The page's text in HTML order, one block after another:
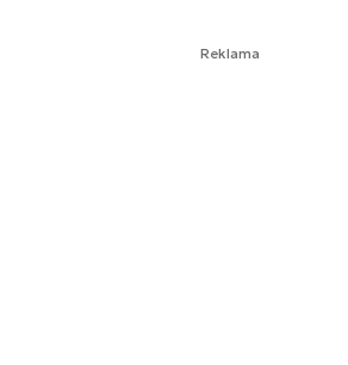
Reklama